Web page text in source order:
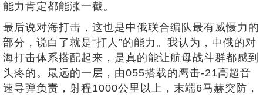
能力肯定都能涨一截。
最后说对海打击，这也是中俄联合编队最有威慑力的
部分，说白了就是“打人”的能力。我认为，中俄的对
海打击体系搭配起来，是真的能让航母战斗群都感到
头疼的。最远的一层，由055搭载的鹰击-21高超音
速导弹负责，射程1000公里以上，末端6马赫突防，